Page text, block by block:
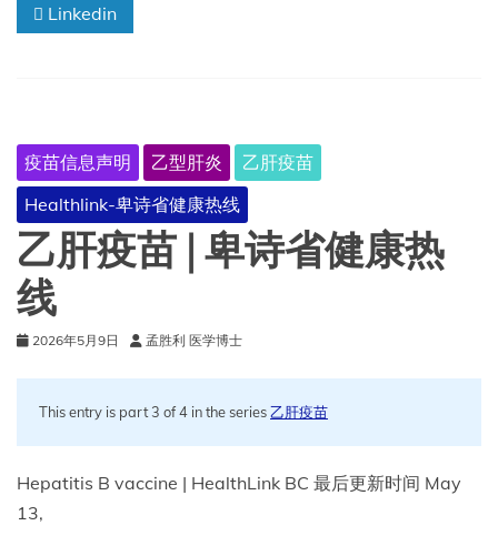
肝
学
与
疫
苗
接
种
Linkedin
疫苗信息声明 乙型肝炎
乙肝疫苗
Healthlink-卑诗省健康热线
乙肝疫苗 | 卑诗省健康热
线
2026年5月9日 孟胜利 医学博士
This entry is part 3 of 4 in the series乙肝疫苗
Hepatitis B vaccine | HealthLink BC 最后更新时间 May
13,